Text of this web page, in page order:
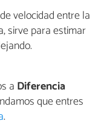
velocidad entre la
sirve para estimar
a Diferencia
que entres
.